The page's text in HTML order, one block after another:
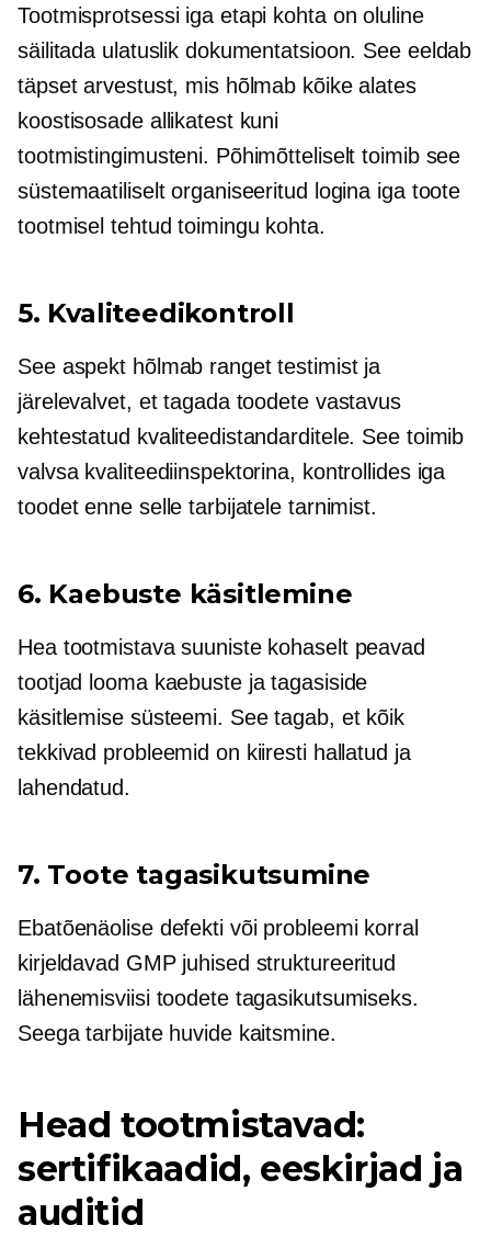
Tootmisprotsessi iga etapi kohta on oluline
säilitada ulatuslik dokumentatsioon. See eeldab
täpset arvestust, mis hõlmab kõike alates
koostisosade allikatest kuni
tootmistingimusteni. Põhimõtteliselt toimib see
süstemaatiliselt organiseeritud logina iga toote
tootmisel tehtud toimingu kohta.
5. Kvaliteedikontroll
See aspekt hõlmab ranget testimist ja
järelevalvet, et tagada toodete vastavus
kehtestatud kvaliteedistandarditele. See toimib
valvsa kvaliteediinspektorina, kontrollides iga
toodet enne selle tarbijatele tarnimist.
6. Kaebuste käsitlemine
Hea tootmistava suuniste kohaselt peavad
tootjad looma kaebuste ja tagasiside
käsitlemise süsteemi. See tagab, et kõik
tekkivad probleemid on kiiresti hallatud ja
lahendatud.
7. Toote tagasikutsumine
Ebatõenäolise defekti või probleemi korral
kirjeldavad GMP juhised struktureeritud
lähenemisviisi toodete tagasikutsumiseks.
Seega tarbijate huvide kaitsmine.
Head tootmistavad:
sertifikaadid, eeskirjad ja
auditid